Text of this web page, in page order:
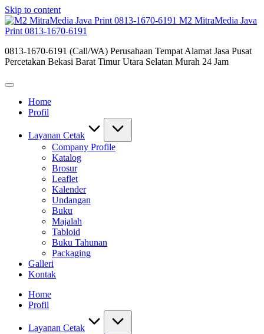
Skip to content
M2 MitraMedia Java
Print 0813-1670-6191
0813-1670-6191 (Call/WA) Perusahaan Tempat Alamat Jasa Pusat
Percetakan Bekasi Barat Timur Utara Selatan Murah 24 Jam
Home
Profil
Layanan Cetak
Company Profile
Katalog
Brosur
Leaflet
Kalender
Undangan
Buku
Majalah
Tabloid
Buku Tahunan
Packaging
Galleri
Kontak
Home
Profil
Layanan Cetak